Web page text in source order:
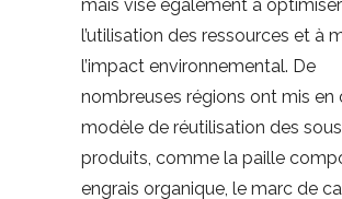
mais vise également à optimiser
l’utilisation des ressources et à
l’impact environnemental. De
nombreuses régions ont mis
modèle de réutilisation des
produits, comme la paille
engrais organique, le marc de